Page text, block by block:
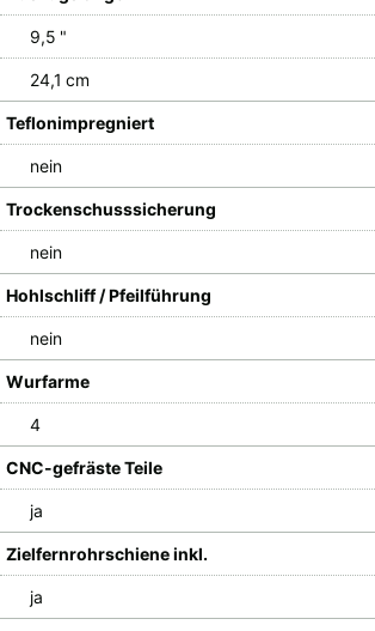
9,5 "
24,1 cm
Teflonimpregniert
nein
Trockenschusssicherung
nein
Hohlschliff / Pfeilführung
nein
Wurfarme
4
CNC-gefräste Teile
ja
Zielfernrohrschiene inkl.
ja